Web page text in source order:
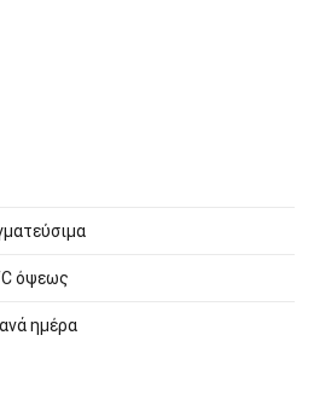
όψεως
ημέρα